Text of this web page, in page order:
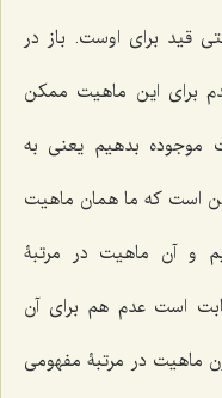
قید برای اوست. باز در
برای این ماهیت ممکن
موجوده بدهیم یعنی به
است که ما همان ماهیت
و آن ماهیت در مرتبۀ
است عدم هم برای آن
ماهیت در مرتبۀ مفهومی